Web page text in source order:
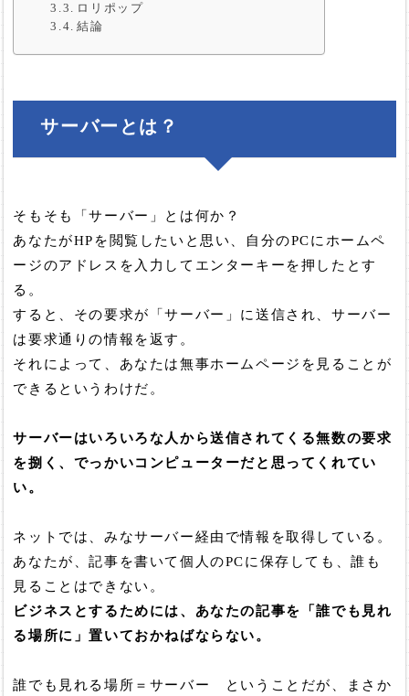
ロリポップ
結論
サーバーとは？
そもそも「サーバー」とは何か？
あなたがHPを閲覧したいと思い、自分のPCにホームペ
ージのアドレスを入力してエンターキーを押したとす
る。
すると、その要求が「サーバー」に送信され、サーバー
は要求通りの情報を返す。
それによって、あなたは無事ホームページを見ることが
できるというわけだ。
サーバーはいろいろな人から送信されてくる無数の要求
を捌く、でっかいコンピューターだと思ってくれてい
い。
ネットでは、みなサーバー経由で情報を取得している。
あなたが、記事を書いて個人のPCに保存しても、誰も
見ることはできない。
ビジネスとするためには、あなたの記事を「誰でも見れ
る場所に」置いておかねばならない。
誰でも見れる場所＝サーバー ということだが、まさか